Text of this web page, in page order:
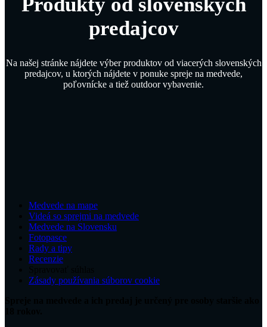
predajcov
Na našej stránke nájdete výber produktov od viacerých slovenských
predajcov, u ktorých nájdete v ponuke spreje na medvede,
poľovnícke a tiež outdoor vybavenie.
Medvede na mape
Videá so sprejmi na medvede
Medvede na Slovensku
Fotopasce
Rady a tipy
Recenzie
Zásady používania súborov cookie